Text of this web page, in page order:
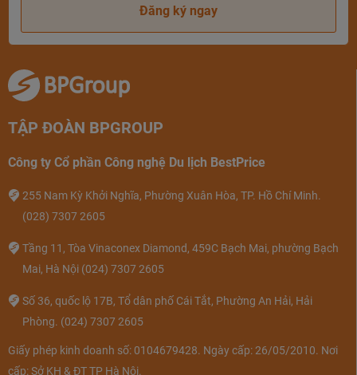
Đăng ký ngay
TẬP ĐOÀN BPGROUP
Công ty Cổ phần Công nghệ Du lịch BestPrice
255 Nam Kỳ Khởi Nghĩa, Phường Xuân Hòa, TP. Hồ Chí Minh.
(028) 7307 2605
Tầng 11, Tòa Vinaconex Diamond, 459C Bạch Mai, phường Bạch
Mai, Hà Nội (024) 7307 2605
Số 36, quốc lộ 17B, Tổ dân phố Cái Tắt, Phường An Hải, Hải
Phòng. (024) 7307 2605
Giấy phép kinh doanh số: 0104679428. Ngày cấp: 26/05/2010. Nơi
cấp: Sở KH & ĐT TP Hà Nội.